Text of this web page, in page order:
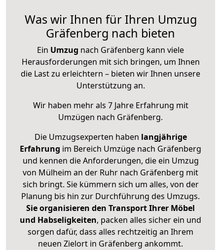
Was wir Ihnen für Ihren Umzug
Gräfenberg nach bieten
Ein Umzug nach Gräfenberg kann viele
Herausforderungen mit sich bringen, um Ihnen
die Last zu erleichtern – bieten wir Ihnen unsere
Unterstützung an.
Wir haben mehr als 7 Jahre Erfahrung mit
Umzügen nach Gräfenberg.
Die Umzugsexperten haben langjährige
Erfahrung im Bereich Umzüge nach Gräfenberg
und kennen die Anforderungen, die ein Umzug
von Mülheim an der Ruhr nach Gräfenberg mit
sich bringt. Sie kümmern sich um alles, von der
Planung bis hin zur Durchführung des Umzugs.
Sie organisieren den Transport Ihrer Möbel
und Habseligkeiten, packen alles sicher ein und
sorgen dafür, dass alles rechtzeitig an Ihrem
neuen Zielort in Gräfenberg ankommt.